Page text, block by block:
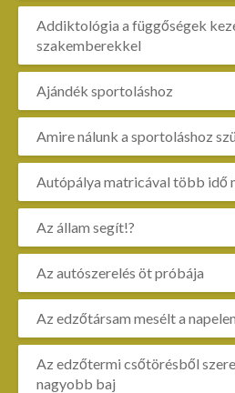
Addiktológia a függőségek
szakemberekkel
Ajándék sportoláshoz
Amire nálunk a sportoláshoz
Autópálya matricával több idő
Az állam segít!?
Az autószerelés öt próbája
Az edzőtársam mesélt a
Az edzőtermi csőtörésből
nagyobb baj